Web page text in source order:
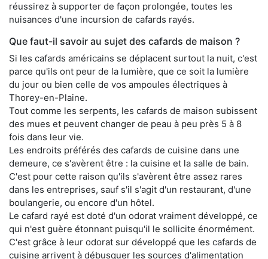
réussirez à supporter de façon prolongée, toutes les
nuisances d'une incursion de cafards rayés.
Que faut-il savoir au sujet des cafards de maison ?
Si les cafards américains se déplacent surtout la nuit, c'est
parce qu'ils ont peur de la lumière, que ce soit la lumière
du jour ou bien celle de vos ampoules électriques à
Thorey-en-Plaine.
Tout comme les serpents, les cafards de maison subissent
des mues et peuvent changer de peau à peu près 5 à 8
fois dans leur vie.
Les endroits préférés des cafards de cuisine dans une
demeure, ce s'avèrent être : la cuisine et la salle de bain.
C'est pour cette raison qu'ils s'avèrent être assez rares
dans les entreprises, sauf s'il s'agit d'un restaurant, d'une
boulangerie, ou encore d'un hôtel.
Le cafard rayé est doté d'un odorat vraiment développé, ce
qui n'est guère étonnant puisqu'il le sollicite énormément.
C'est grâce à leur odorat sur développé que les cafards de
cuisine arrivent à débusquer les sources d'alimentation